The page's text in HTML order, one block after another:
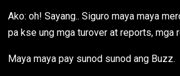
Ako: oh! Sayang.. Siguro maya maya
pa kse ung mga turover at reports, mga
Maya maya pay sunod sunod ang Buzz.